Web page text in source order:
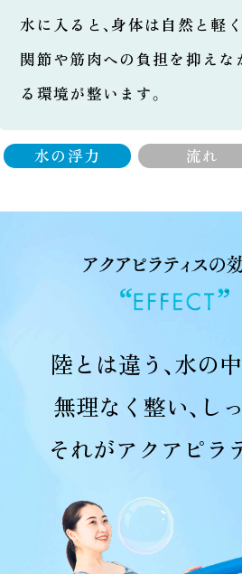
水に入ると、身体は自然と軽く
関節や筋肉への負担を抑えな
る環境が整います。
水の浮力 流れ
陸とは違う、水の
無理なく整い、し
それがアクアピラ